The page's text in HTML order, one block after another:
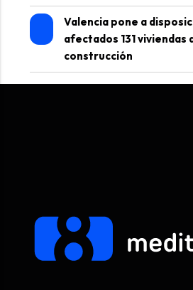
Valencia pone a
afectados 131 viviendas
construcción